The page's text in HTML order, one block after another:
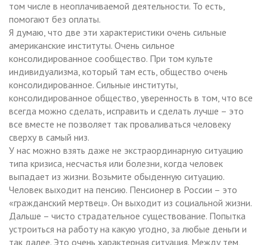
том числе в неоплачиваемой деятельности. То есть,
помогают без оплаты.
Я думаю, что две эти характеристики очень сильные
американские институты. Очень сильное
консолидированное сообщество. При том культе
индивидуализма, который там есть, общество очень
консолидированное. Сильные институты,
консолидированное общество, уверенность в том, что все
всегда можно сделать, исправить и сделать лучше – это
все вместе не позволяет так проваливаться человеку
сверху в самый низ.
У нас можно взять даже не экстраординарную ситуацию
типа кризиса, несчастья или болезни, когда человек
выпадает из жизни. Возьмите обыденную ситуацию.
Человек выходит на пенсию. Пенсионер в России – это
«гражданский мертвец». Он выходит из социальной жизни.
Дальше – чисто страдательное существование. Попытка
устроиться на работу на какую угодно, за любые деньги и
так далее. Это очень характерная ситуация. Между тем,